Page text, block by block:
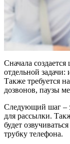
Сначала
отдельной
Также требуется
дозвонов, паузы
Следующий шаг –
для рассылки.
будет
трубку телефона.